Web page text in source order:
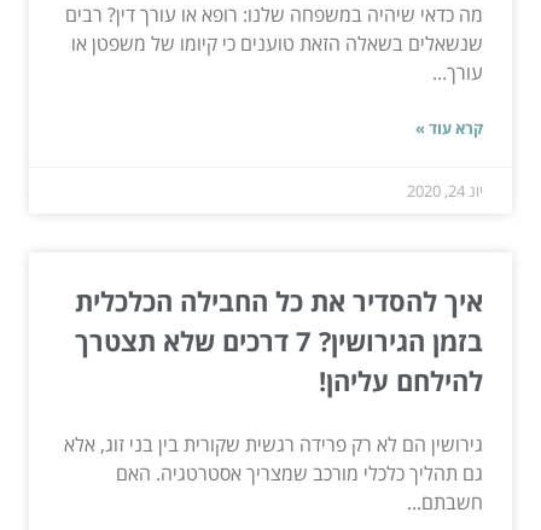
מה כדאי שיהיה במשפחה שלנו: רופא או עורך דין? רבים
שנשאלים בשאלה הזאת טוענים כי קיומו של משפטן או
עורך...
קרא עוד »
יונ 24, 2020
איך להסדיר את כל החבילה הכלכלית
בזמן הגירושין? 7 דרכים שלא תצטרך
להילחם עליהן!
גירושין הם לא רק פרידה רגשית שקורית בין בני זוג, אלא
גם תהליך כלכלי מורכב שמצריך אסטרטגיה. האם
חשבתם...